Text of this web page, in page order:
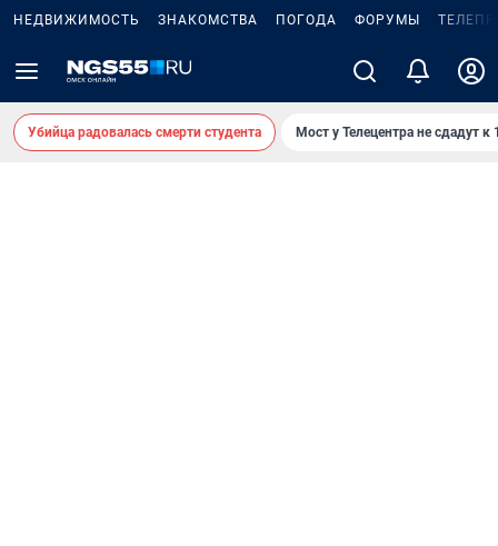
НЕДВИЖИМОСТЬ ЗНАКОМСТВА ПОГОДА ФОРУМЫ
Убийца радовалась смерти студента Мост у Телецентра не сдадут к